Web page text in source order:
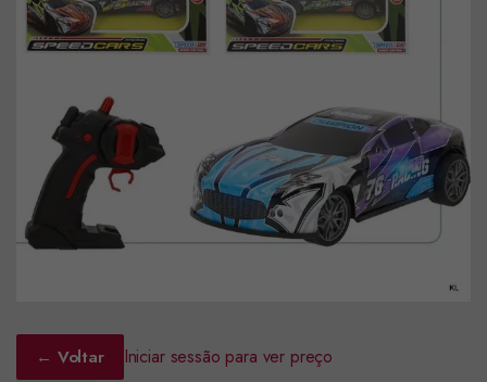
← Voltar Iniciar sessão para ver preço